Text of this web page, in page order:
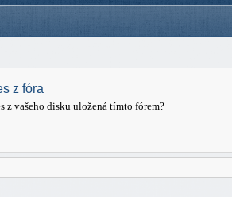
z fóra
z vašeho disku uložená tímto fórem?